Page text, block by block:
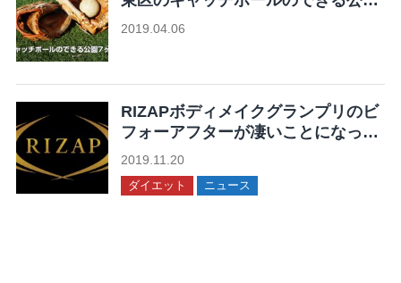
7ヶ所まとめ
2019.04.06
RIZAPボディメイクグランプリのビ
フォーアフターが凄いことになって
る！
2019.11.20
ダイエット ニュース